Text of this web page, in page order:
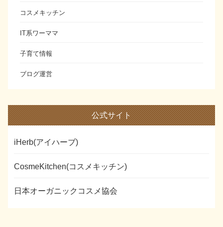
コスメキッチン
IT系ワーママ
子育て情報
ブログ運営
公式サイト
iHerb(アイハーブ)
CosmeKitchen(コスメキッチン)
日本オーガニックコスメ協会